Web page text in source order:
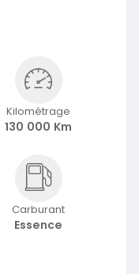
Kilométrage
130 000 Km
Carburant
Essence